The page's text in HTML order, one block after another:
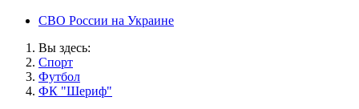
СВО России на Украине
Вы здесь:
Спорт
Футбол
ФК "Шериф"